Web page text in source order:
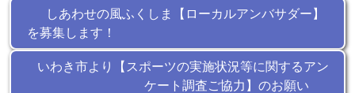
しあわせの風ふくしま【ローカルアンバサダー】
を募集します！
いわき市より【スポーツの実施状況等に関するアン
ケート調査ご協力】のお願い